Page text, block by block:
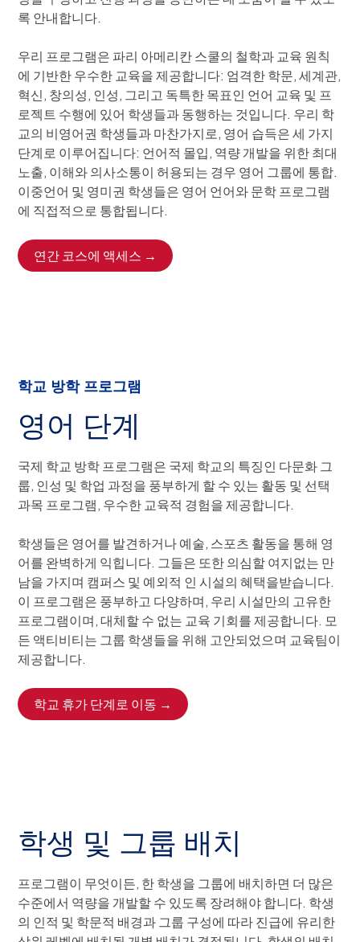
록 안내합니다.
우리 프로그램은 파리 아메리칸 스쿨의 철학과 교육 원칙
에 기반한 우수한 교육을 제공합니다: 엄격한 학문, 세계관,
혁신, 창의성, 인성, 그리고 독특한 목표인 언어 교육 및 프
로젝트 수행에 있어 학생들과 동행하는 것입니다. 우리 학
교의 비영어권 학생들과 마찬가지로, 영어 습득은 세 가지
단계로 이루어집니다: 언어적 몰입, 역량 개발을 위한 최대
노출, 이해와 의사소통이 허용되는 경우 영어 그룹에 통합.
이중언어 및 영미권 학생들은 영어 언어와 문학 프로그램
에 직접적으로 통합됩니다.
연간 코스에 액세스 →
학교 방학 프로그램
영어 단계
국제 학교 방학 프로그램은 국제 학교의 특징인 다문화 그
룹, 인성 및 학업 과정을 풍부하게 할 수 있는 활동 및 선택
과목 프로그램, 우수한 교육적 경험을 제공합니다.
학생들은 영어를 발견하거나 예술, 스포츠 활동을 통해 영
어를 완벽하게 익힙니다. 그들은 또한 의심할 여지없는 만
남을 가지며 캠퍼스 및 예외적 인 시설의 혜택을받습니다.
이 프로그램은 풍부하고 다양하며, 우리 시설만의 고유한
프로그램이며, 대체할 수 없는 교육 기회를 제공합니다. 모
든 액티비티는 그룹 학생들을 위해 고안되었으며 교육팀이
제공합니다.
학교 휴가 단계로 이동 →
학생 및 그룹 배치
프로그램이 무엇이든, 한 학생을 그룹에 배치하면 더 많은
수준에서 역량을 개발할 수 있도록 장려해야 합니다. 학생
의 인적 및 학문적 배경과 그룹 구성에 따라 진급에 유리한